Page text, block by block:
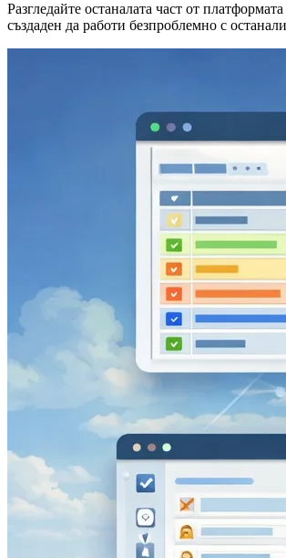
Разгледайте останалата част от
създаден да работи безпроблемно с